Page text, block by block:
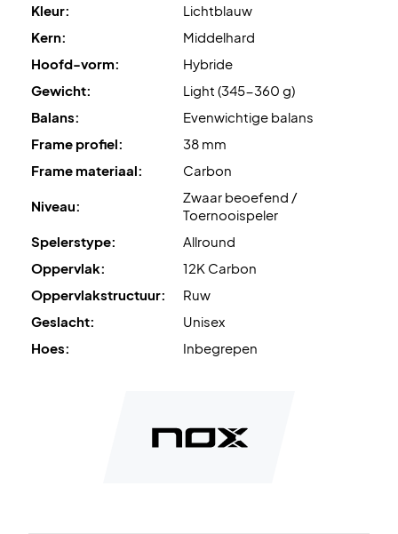
käyttömukavuutta.
vähemmän tärinää varten,
Oversize Grip
otteeseen ja
helpompaan hihnan vaihtoon.
Toimitetaan suojuksella!
Kleur:
Lichtblauw
Kern:
Middelhard
Hoofd-vorm:
Hybride
Gewicht:
Light (345-360 g)
Balans:
Evenwichtige balans
Frame profiel:
38 mm
Frame materiaal:
Carbon
Niveau:
Zwaar beoefend /
Toernooispeler
Spelerstype:
Allround
Oppervlak:
12K Carbon
Oppervlakstructuur:
Ruw
Geslacht:
Unisex
Hoes:
Inbegrepen